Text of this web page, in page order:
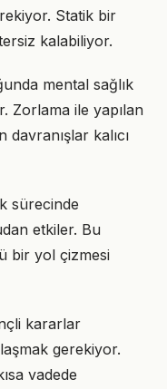
Statik bir
kalabiliyor.
mental sağlık
Zorlama ile yapılan
kalıcı
sürecinde
etkiler. Bu
bir yol çizmesi
kararlar
gerekiyor.
vadede